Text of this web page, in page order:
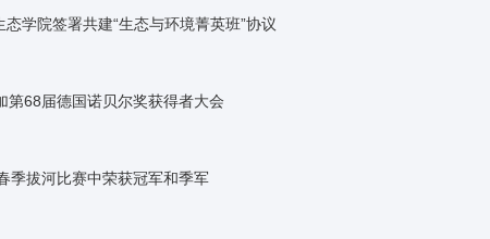
学院签署共建“生态与环境菁英班”协议
第68届德国诺贝尔奖获得者大会
季拔河比赛中荣获冠军和季军